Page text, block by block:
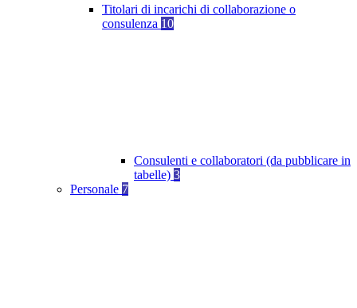
Titolari di incarichi di collaborazione o
consulenza 10
Consulenti e collaboratori (da pubblicare in
tabelle) 3
Personale 7